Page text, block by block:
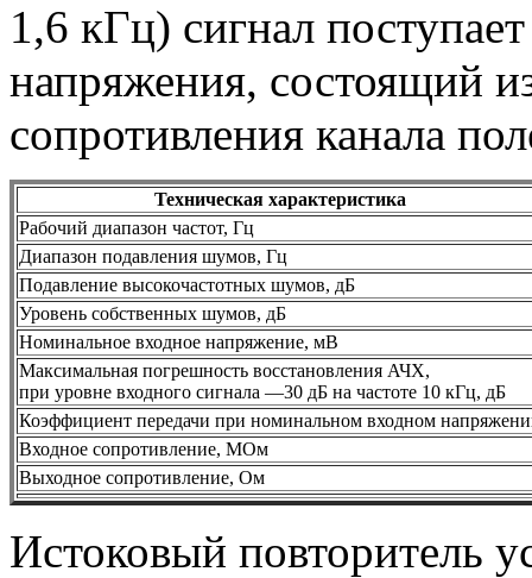
1,6 кГц) сигнал
напряжения, состоящий
сопротивления канала
Техническая характеристика
Рабочий диапазон частот, Гц
Диапазон подавления шумов, Гц
Подавление высокочастотных шумов, дБ
Уровень собственных шумов, дБ
Номинальное входное напряжение, мВ
Максимальная погрешность восстановления АЧХ,
при уровне входного сигнала —30 дБ на частоте 10 кГц, дБ
Коэффициент передачи при номинальном входном
Входное сопротивление, МОм
Выходное сопротивление, Ом
Истоковый повторитель